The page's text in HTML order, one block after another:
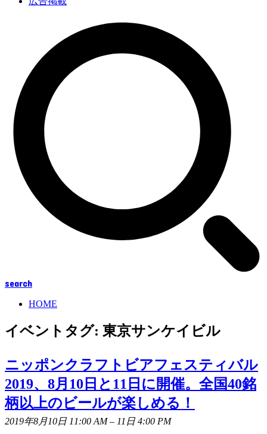
search
HOME
イベントタグ: 東京サンケイビル
ニッポンクラフトビアフェスティバル
2019、8月10日と11日に開催。全国40銘
柄以上のビールが楽しめる！
2019年8月10日 11:00 AM– 11日 4:00 PM